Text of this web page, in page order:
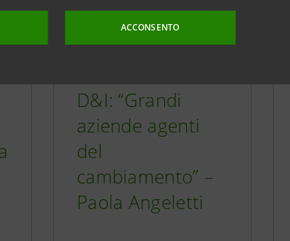
ACCONSENTO
D&I: “Grandi
aziende agenti
del
cambiamento” –
Paola Angeletti